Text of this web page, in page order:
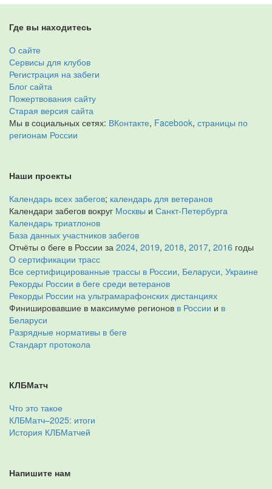
Где вы находитесь
О сайте
Сервисы для клубов
Регистрация на забеги
Блог сайта
Пожертвования сайту
Старая версия сайта
Мы в социальных сетях: ВКонтакте, Facebook, страницы по
регионам России
Наши проекты
Календарь всех забегов; календарь для ветеранов
Календари забегов вокруг Москвы и Санкт-Петербурга
Календарь триатлонов
База данных участников забегов
Отчёты о беге в России за 2024, 2019, 2018, 2017, 2016 годы
О сертификации трасс
Все сертифицированные трассы в России, Беларуси, Украине
Рекорды России в беге среди ветеранов
Рекорды России на ультрамарафонских дистанциях
Финишировавшие в максимуме регионов в России и в
Беларуси
Разрядные нормативы в беге
Стандарт протокола
КЛБМатч
Что это такое
КЛБМатч–2025: итоги
История КЛБМатчей
Напишите нам